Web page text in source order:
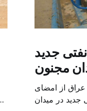
چاه نفتی جدید
مجنون
از امضای
چاه نفتی جدید در میدان